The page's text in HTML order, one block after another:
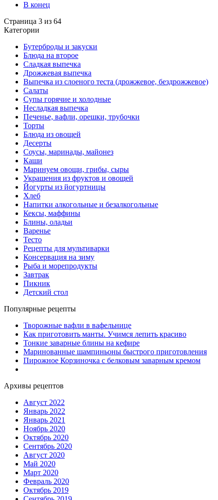
В конец
Страница 3 из 64
Категории
Бутерброды и закуски
Блюда на второе
Сладкая выпечка
Дрожжевая выпечка
Выпечка из слоеного теста (дрожжевое, бездрожжевое)
Салаты
Супы горячие и холодные
Несладкая выпечка
Печенье, вафли, орешки, трубочки
Торты
Блюда из овощей
Десерты
Соусы, маринады, майонез
Каши
Маринуем овощи, грибы, сыры
Украшения из фруктов и овощей
Йогурты из йогуртницы
Хлеб
Напитки алкогольные и безалкогольные
Кексы, маффины
Блины, оладьи
Варенье
Тесто
Рецепты для мультиварки
Консервация на зиму
Рыба и морепродукты
Завтрак
Пикник
Детский стол
Популярные рецепты
Творожные вафли в вафельнице
Как приготовить манты. Учимся лепить красиво
Тонкие заварные блины на кефире
Маринованные шампиньоны быстрого приготовления
Пирожное Корзиночка с белковым заварным кремом
Архивы рецептов
Август 2022
Январь 2022
Январь 2021
Ноябрь 2020
Октябрь 2020
Сентябрь 2020
Август 2020
Май 2020
Март 2020
Февраль 2020
Октябрь 2019